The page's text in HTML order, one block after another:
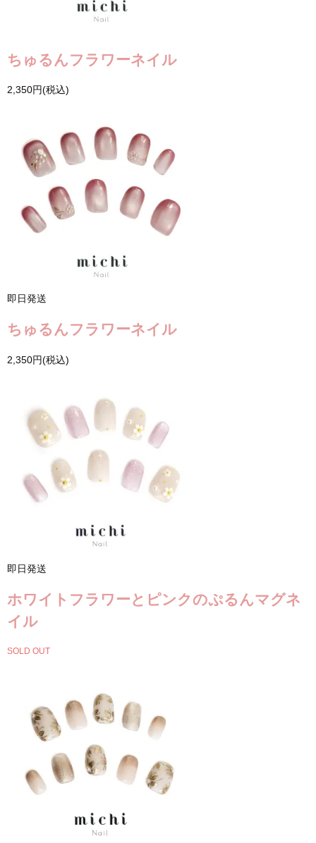
ちゅるんフラワーネイル
2,350円(税込)
即日発送
ちゅるんフラワーネイル
2,350円(税込)
即日発送
ホワイトフラワーとピンクのぷるんマグネ
イル
SOLD OUT